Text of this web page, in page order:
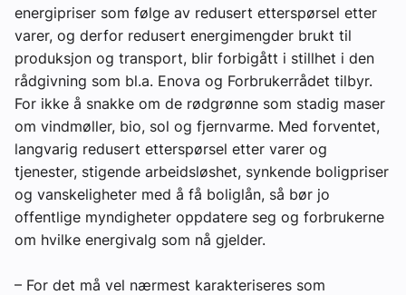
energipriser som følge av redusert etterspørsel etter
varer, og derfor redusert energimengder brukt til
produksjon og transport, blir forbigått i stillhet i den
rådgivning som bl.a. Enova og Forbrukerrådet tilbyr.
For ikke å snakke om de rødgrønne som stadig maser
om vindmøller, bio, sol og fjernvarme. Med forventet,
langvarig redusert etterspørsel etter varer og
tjenester, stigende arbeidsløshet, synkende boligpriser
og vanskeligheter med å få boliglån, så bør jo
offentlige myndigheter oppdatere seg og forbrukerne
om hvilke energivalg som nå gjelder.
– For det må vel nærmest karakteriseres som